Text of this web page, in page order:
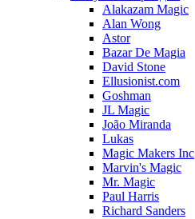
Alakazam Magic
Alan Wong
Astor
Bazar De Magia
David Stone
Ellusionist.com
Goshman
JL Magic
João Miranda
Lukas
Magic Makers Inc
Marvin's Magic
Mr. Magic
Paul Harris
Richard Sanders